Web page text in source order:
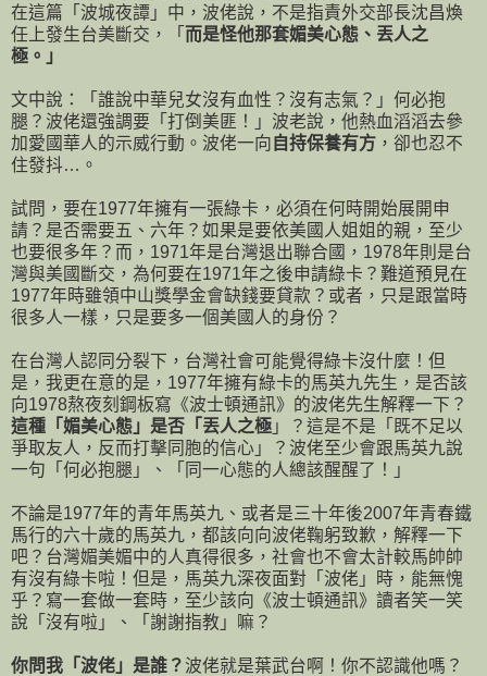
在這篇「波城夜譚」中，波佬說，不是指責外交部長沈昌煥
任上發生台美斷交，「 而是怪他那套媚美心態、丟人之
極。」
文中說：「誰說中華兒女沒有血性？沒有志氣？」何必抱
腿？波佬還強調要「打倒美匪！」波老說，他熱血滔滔去參
加愛國華人的示威行動。波佬一向 自持保養有方 ，卻也忍不
住發抖…。
試問，要在1977年擁有一張綠卡，必須在何時開始展開申
請？是否需要五、六年？如果是要依美國人姐姐的親，至少
也要很多年？而，1971年是台灣退出聯合國，1978年則是台
灣與美國斷交，為何要在1971年之後申請綠卡？難道預見在
1977年時雖領中山獎學金會缺錢要貸款？或者，只是跟當時
很多人一樣，只是要多一個美國人的身份？
在台灣人認同分裂下，台灣社會可能覺得綠卡沒什麼！但
是，我更在意的是，1977年擁有綠卡的馬英九先生，是否該
向1978熬夜刻鋼板寫《波士頓通訊》的波佬先生解釋一下？
這種「媚美心態」是否「丟人之極 」？這是不是「既不足以
爭取友人，反而打擊同胞的信心」？波佬至少會跟馬英九說
一句「何必抱腿」、「同一心態的人總該醒醒了！」
不論是1977年的青年馬英九、或者是三十年後2007年青春鐵
馬行的六十歲的馬英九，都該向向波佬鞠躬致歉，解釋一下
吧？台灣媚美媚中的人真得很多，社會也不會太計較馬帥帥
有沒有綠卡啦！但是，馬英九深夜面對「波佬」時，能無愧
乎？寫一套做一套時，至少該向《波士頓通訊》讀者笑一笑
說「沒有啦」、「謝謝指教」嘛？
你問我「波佬」是誰？ 波佬就是葉武台啊！你不認識他嗎？